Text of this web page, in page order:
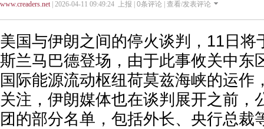
www.creaders.net| 2026-04-11 09:49:24 上报 | 0条评论 | 查看/发表评论
美国与伊朗之间的停火谈判，11日将
斯兰马巴德登场，由于此事攸关中东
国际能源流动枢纽荷莫兹海峡的运作
关注，伊朗媒体也在谈判展开之前，
团的部分名单，包括外长、央行总裁